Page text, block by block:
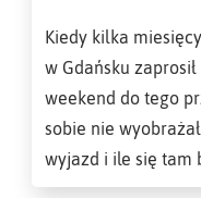
Kiedy kilka
w Gdańsku
weekend do tego
sobie nie
wyjazd i ile się tam